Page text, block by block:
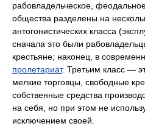
рабовладельческое,
общества разделены на
антогонистических класса
сначала это были
крестьяне; наконец, в
пролетариат. Третьим класс —
мелкие торговцы, свободные
собственные средства
на себя, но при этом не
исключением своей.